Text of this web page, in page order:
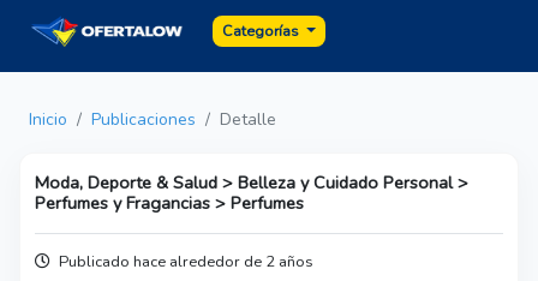
Categorías
Inicio Publicaciones Detalle
Moda, Deporte & Salud > Belleza y Cuidado Personal >
Perfumes y Fragancias > Perfumes
Publicado hace alrededor de 2 años